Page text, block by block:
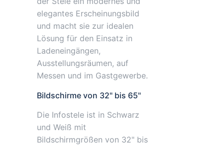
elegantes Erscheinungsbild
und macht sie zur idealen
Lösung für den Einsatz in
Ladeneingängen,
Ausstellungsräumen, auf
Messen und im Gastgewerbe.
Bildschirme von 32" bis 65"
Die Infostele ist in Schwarz
und Weiß mit
Bildschirmgrößen von 32" bis